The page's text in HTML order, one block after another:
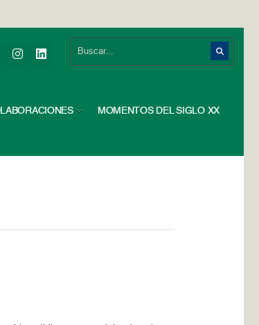
MOMENTOS DEL SIGLO XX